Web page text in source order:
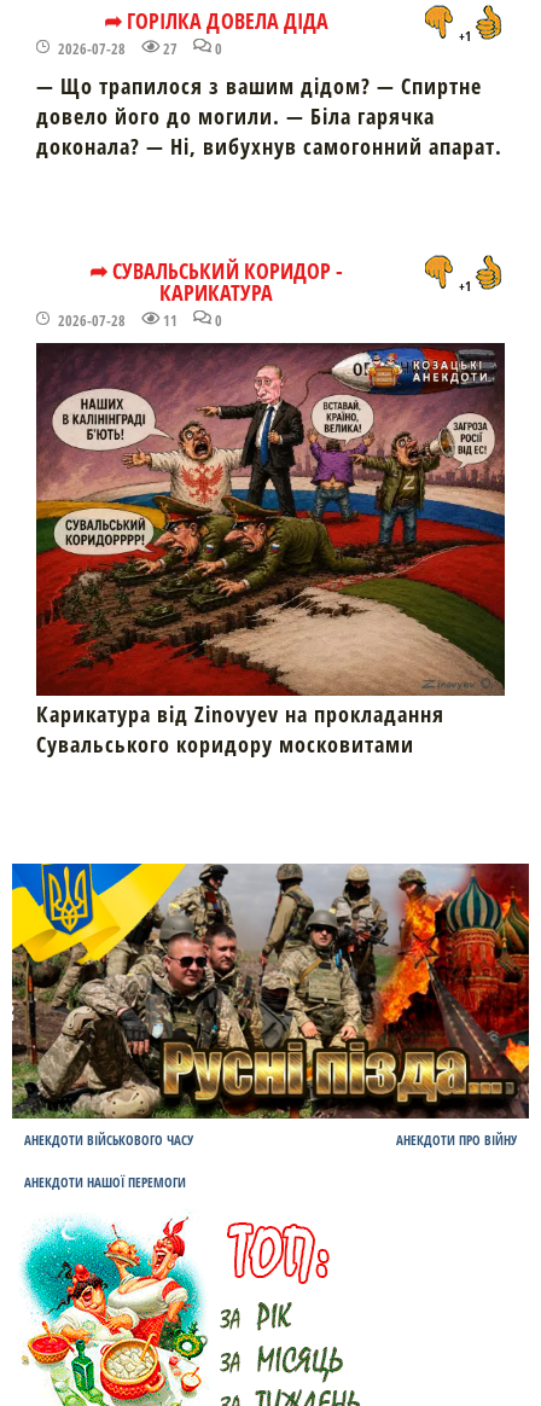
➦ ГОРІЛКА ДОВЕЛА ДІДА
2026-07-28 27 0
+1
— Що трапилося з вашим дідом? — Спиртне
довело його до могили. — Біла гарячка
доконала? — Ні, вибухнув самогонний апарат.
➦ СУВАЛЬСЬКИЙ КОРИДОР -
КАРИКАТУРА
2026-07-28 11 0
+1
Карикатура від Zinovyev на прокладання
Сувальського коридору московитами
АНЕКДОТИ ВІЙСЬКОВОГО ЧАСУ АНЕКДОТИ ПРО ВІЙНУ
АНЕКДОТИ НАШОЇ ПЕРЕМОГИ